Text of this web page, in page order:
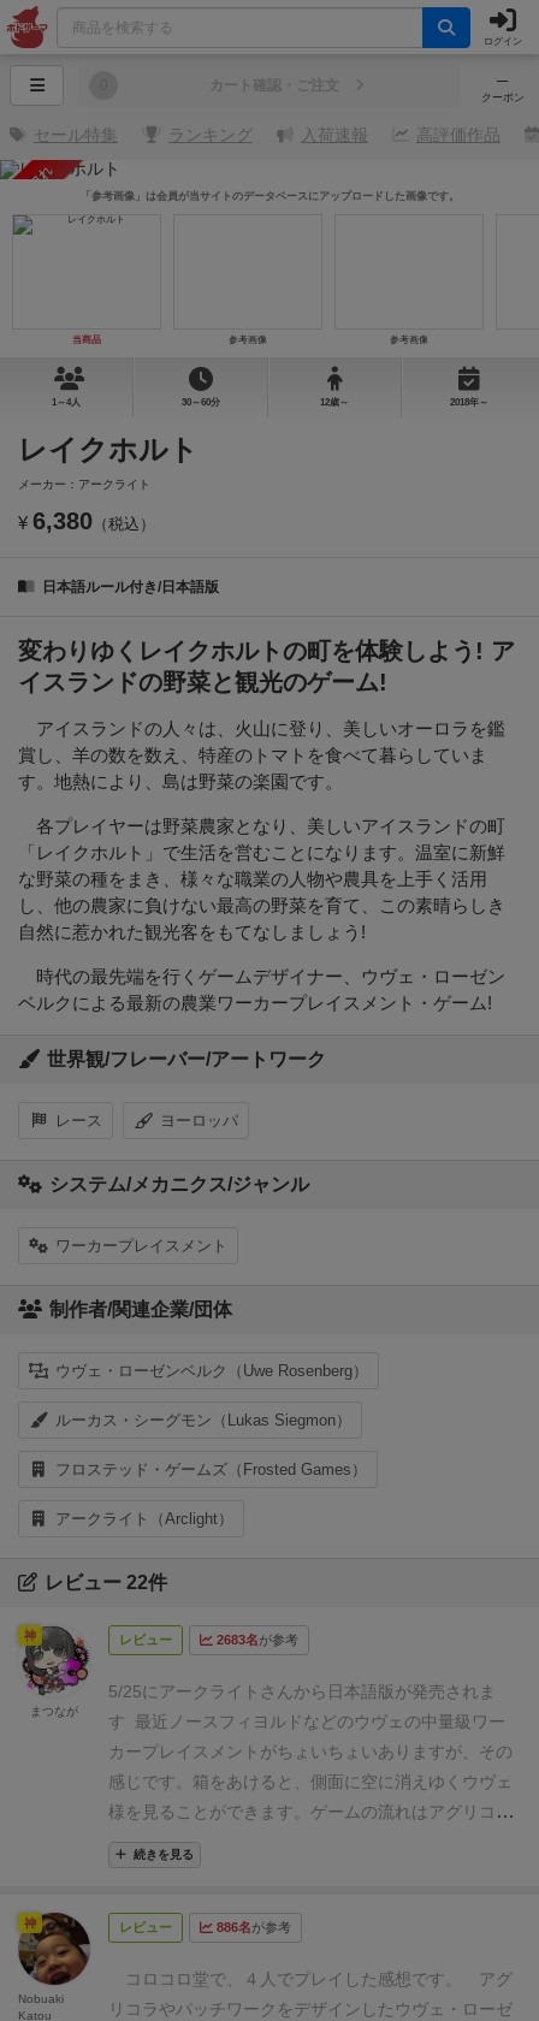
ログイン
─
クーポン
カート確認・ご注文
セール特集 ランキング 入荷速報 高評価作品
売り切れ
当商品 参考画像 参考画像
「参考画像」は会員が当サイトのデータベースにアップロードした画像です。
1～4人 30～60分 12歳～ 2018年～
レイクホルト
メーカー：アークライト
¥ 6,380 （税込）
日本語ルール付き/日本語版
変わりゆくレイクホルトの町を体験しよう! ア
イスランドの野菜と観光のゲーム!
アイスランドの人々は、火山に登り、美しいオーロラを鑑
賞し、羊の数を数え、特産のトマトを食べて暮らしていま
す。地熱により、島は野菜の楽園です。
各プレイヤーは野菜農家となり、美しいアイスランドの町
「レイクホルト」で生活を営むことになります。温室に新鮮
な野菜の種をまき、様々な職業の人物や農具を上手く活用
し、他の農家に負けない最高の野菜を育て、この素晴らしき
自然に惹かれた観光客をもてなしましょう!
時代の最先端を行くゲームデザイナー、ウヴェ・ローゼン
ベルクによる最新の農業ワーカープレイスメント・ゲーム!
世界観/フレーバー/アートワーク
レース ヨーロッパ
システム/メカニクス/ジャンル
ワーカープレイスメント
制作者/関連企業/団体
ウヴェ・ローゼンベルク（Uwe Rosenberg）
ルーカス・シーグモン（Lukas Siegmon）
フロステッド・ゲームズ（Frosted Games）
アークライト（Arclight）
レビュー 22件
レビュー 2683名が参考
5/25にアークライトさんから日本語版が発売されま
す
最近ノースフィヨルドなどのウヴェの中量級ワー
カープレイスメントがちょいちょいありますが、その
感じです。 箱をあけると、側面に空に消えゆくウヴェ
様を見ることができます。 ゲームの流れはアグリコラ
やカヴェルナとだいたい同じです。供給フェイズだけ
は特有で、このゲームの一番の特徴です。
しアクションを解決します。
：野菜を払って得点トラックを進めます。
続きを見る
神
まつなが
レビュー 886名が参考
コロコロ堂で、４人でプレイした感想です。
アグ
リコラやパッチワークをデザインしたウヴェ・ローゼ
神
Nobuaki
Katou